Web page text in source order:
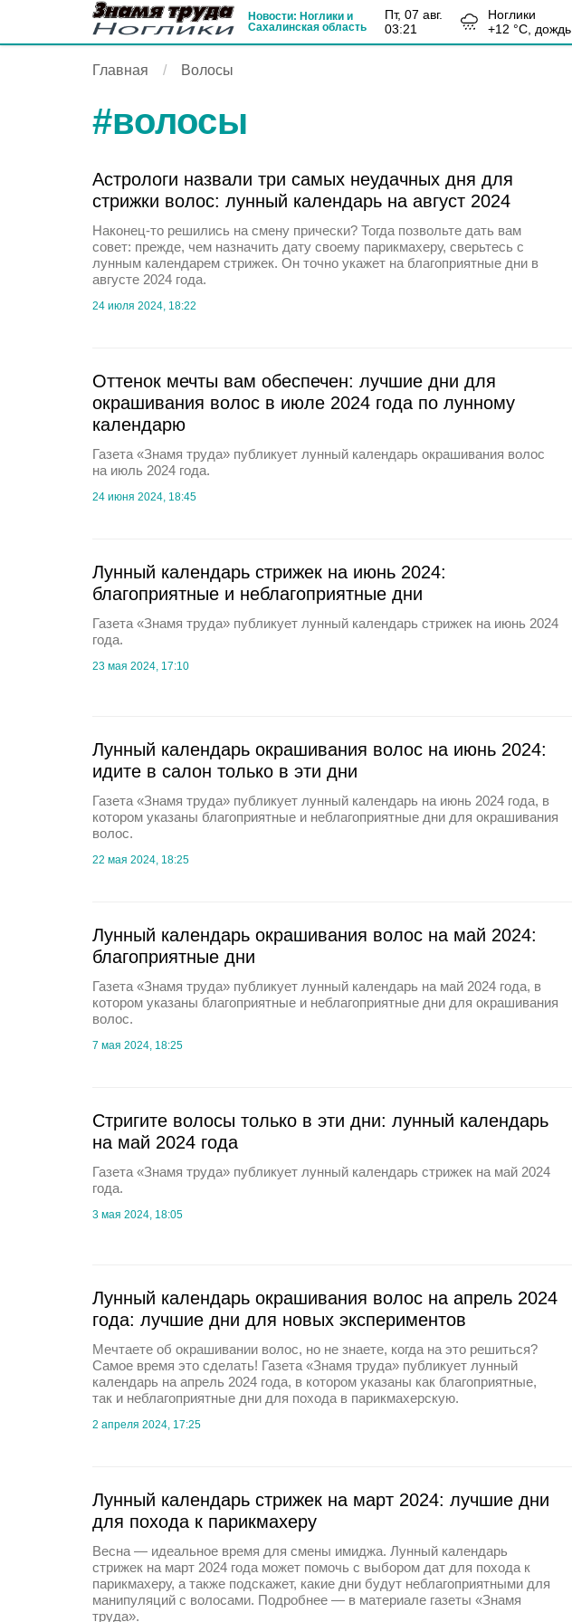
Новости: Ноглики и
Сахалинская область
пт, 07 авг.
03:21
Ноглики
+12 °С, дождь
Главная Волосы
#волосы
Астрологи назвали три самых неудачных дня для
стрижки волос: лунный календарь на август 2024
Наконец-то решились на смену прически? Тогда позвольте дать вам
совет: прежде, чем назначить дату своему парикмахеру, сверьтесь с
лунным календарем стрижек. Он точно укажет на благоприятные дни в
августе 2024 года.
24 июля 2024, 18:22
Оттенок мечты вам обеспечен: лучшие дни для
окрашивания волос в июле 2024 года по лунному
календарю
Газета «Знамя труда» публикует лунный календарь окрашивания волос
на июль 2024 года.
24 июня 2024, 18:45
Лунный календарь стрижек на июнь 2024:
благоприятные и неблагоприятные дни
Газета «Знамя труда» публикует лунный календарь стрижек на июнь 2024
года.
23 мая 2024, 17:10
Лунный календарь окрашивания волос на июнь 2024:
идите в салон только в эти дни
Газета «Знамя труда» публикует лунный календарь на июнь 2024 года, в
котором указаны благоприятные и неблагоприятные дни для окрашивания
волос.
22 мая 2024, 18:25
Лунный календарь окрашивания волос на май 2024:
благоприятные дни
Газета «Знамя труда» публикует лунный календарь на май 2024 года, в
котором указаны благоприятные и неблагоприятные дни для окрашивания
волос.
7 мая 2024, 18:25
Стригите волосы только в эти дни: лунный календарь
на май 2024 года
Газета «Знамя труда» публикует лунный календарь стрижек на май 2024
года.
3 мая 2024, 18:05
Лунный календарь окрашивания волос на апрель 2024
года: лучшие дни для новых экспериментов
Мечтаете об окрашивании волос, но не знаете, когда на это решиться?
Самое время это сделать! Газета «Знамя труда» публикует лунный
календарь на апрель 2024 года, в котором указаны как благоприятные,
так и неблагоприятные дни для похода в парикмахерскую.
2 апреля 2024, 17:25
Лунный календарь стрижек на март 2024: лучшие дни
для похода к парикмахеру
Весна — идеальное время для смены имиджа. Лунный календарь
стрижек на март 2024 года может помочь с выбором дат для похода к
парикмахеру, а также подскажет, какие дни будут неблагоприятными для
манипуляций с волосами. Подробнее — в материале газеты «Знамя
труда».